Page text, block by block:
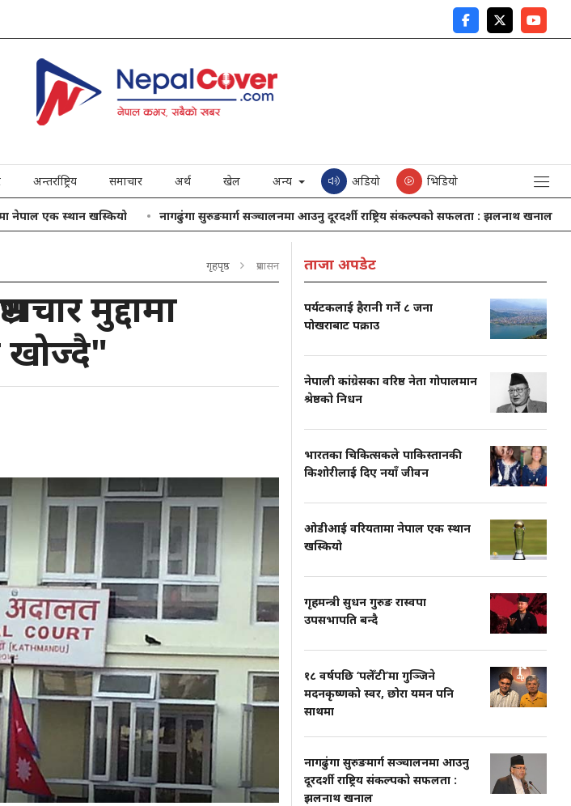
अन्तर्राष्ट्रिय समाचार अर्थ खेल अन्य अडियो भिडियो
एक स्थान खस्कियो नागढुंगा सुरुङमार्ग सञ्चालनमा आउनु दूरदर्शी राष्ट्रिय संकल्पको सफलता : झलनाथ खनाल
गृहपृष्ठ प्रशासन
मुद्दामा
खोज्दै"
ताजा अपडेट
पर्यटकलाई हैरानी गर्ने ८ जना
पोखराबाट पक्राउ
नेपाली कांग्रेसका वरिष्ठ नेता गोपालमान
श्रेष्ठको निधन
भारतका चिकित्सकले पाकिस्तानकी
किशोरीलाई दिए नयाँ जीवन
ओडीआई वरियतामा नेपाल एक स्थान
खस्कियो
गृहमन्त्री सुधन गुरुङ रास्वपा
उपसभापति बन्दै
१८ वर्षपछि ‘पलेँटी’मा गुञ्जिने
मदनकृष्णको स्वर, छोरा यमन पनि
साथमा
नागढुंगा सुरुङमार्ग सञ्चालनमा आउनु
दूरदर्शी राष्ट्रिय संकल्पको सफलता :
झलनाथ खनाल